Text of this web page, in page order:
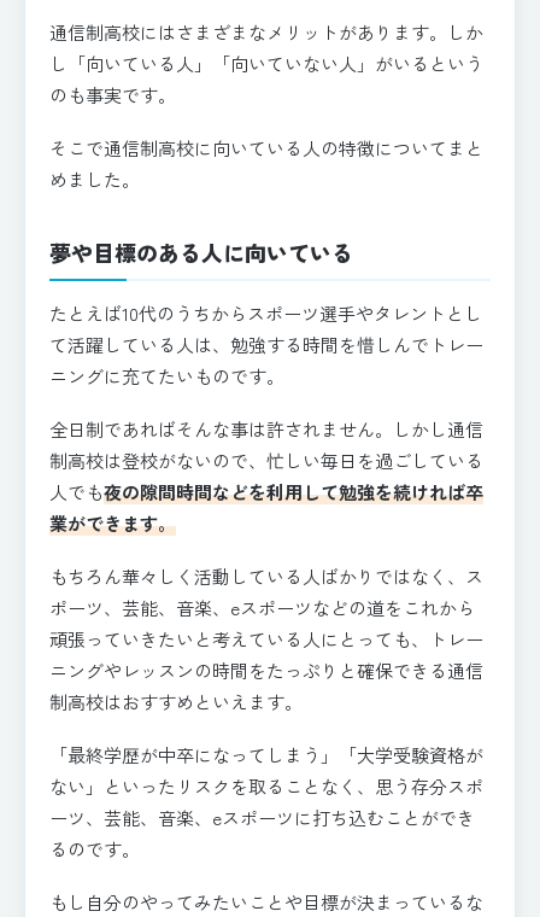
通信制高校にはさまざまなメリットがあります。しか
し「向いている人」「向いていない人」がいるという
のも事実です。
そこで通信制高校に向いている人の特徴についてまと
めました。
夢や目標のある人に向いている
たとえば10代のうちからスポーツ選手やタレントとし
て活躍している人は、勉強する時間を惜しんでトレー
ニングに充てたいものです。
全日制であればそんな事は許されません。しかし通信
制高校は登校がないので、忙しい毎日を過ごしている
人でも夜の隙間時間などを利用して勉強を続ければ卒
業ができます。
もちろん華々しく活動している人ばかりではなく、ス
ポーツ、芸能、音楽、eスポーツなどの道をこれから
頑張っていきたいと考えている人にとっても、トレー
ニングやレッスンの時間をたっぷりと確保できる通信
制高校はおすすめといえます。
「最終学歴が中卒になってしまう」「大学受験資格が
ない」といったリスクを取ることなく、思う存分スポ
ーツ、芸能、音楽、eスポーツに打ち込むことができ
るのです。
もし自分のやってみたいことや目標が決まっているな